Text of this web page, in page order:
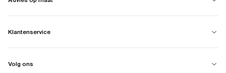
Klantenservice
Volg ons